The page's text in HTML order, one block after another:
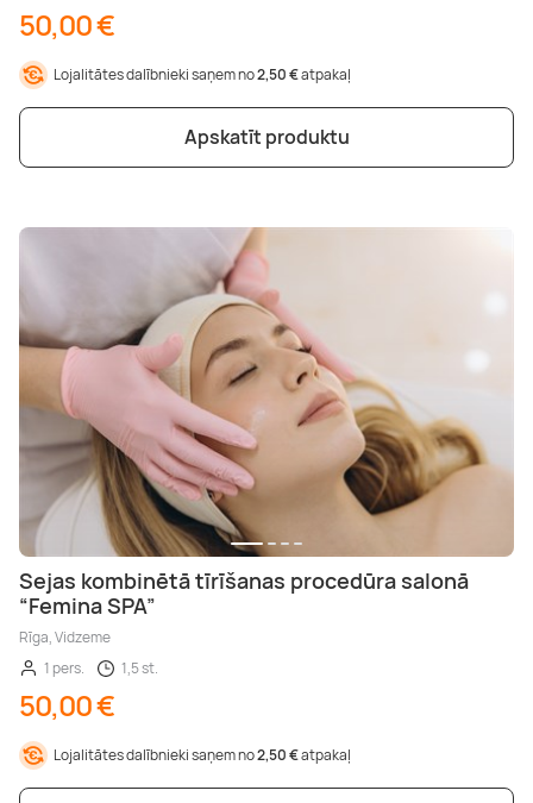
50,00 €
Lojalitātes dalībnieki saņem no2,50 €atpakaļ
Apskatīt produktu
Sejas kombinētā tīrīšanas procedūra salonā
“Femina SPA”
Rīga, Vidzeme
1 pers.
1,5 st.
50,00 €
Lojalitātes dalībnieki saņem no2,50 €atpakaļ